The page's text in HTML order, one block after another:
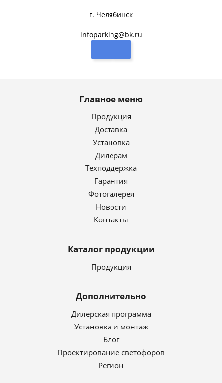
г. Челябинск
infoparking@bk.ru
Главное меню
Продукция
Доставка
Установка
Дилерам
Техподдержка
Гарантия
Фотогалерея
Новости
Контакты
Каталог продукции
Продукция
Дополнительно
Дилерская программа
Установка и монтаж
Блог
Проектирование светофоров
Регион